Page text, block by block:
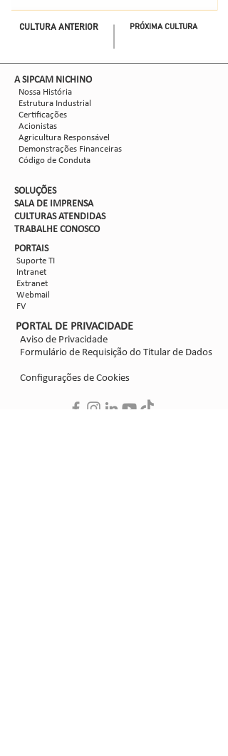
CULTURA ANTERIOR PRÓXIMA CULTURA
​A SIPCAM NICHINO
Nossa História
Estrutura Industrial
Certificações
Acionistas
Agricultura Responsável
Demonstrações Financeiras
Código de Conduta
SOLUÇÕES
SALA DE IMPRENSA
CULTURAS ATENDIDAS
TRABALHE CONOSCO
PORTAIS
Suporte TI
Intranet
Extranet
Webmail
FV
PORTAL DE PRIVACIDADE
Aviso de Privacidade
Formulário de Requisição do Titular de Dados
Configurações de Cookies